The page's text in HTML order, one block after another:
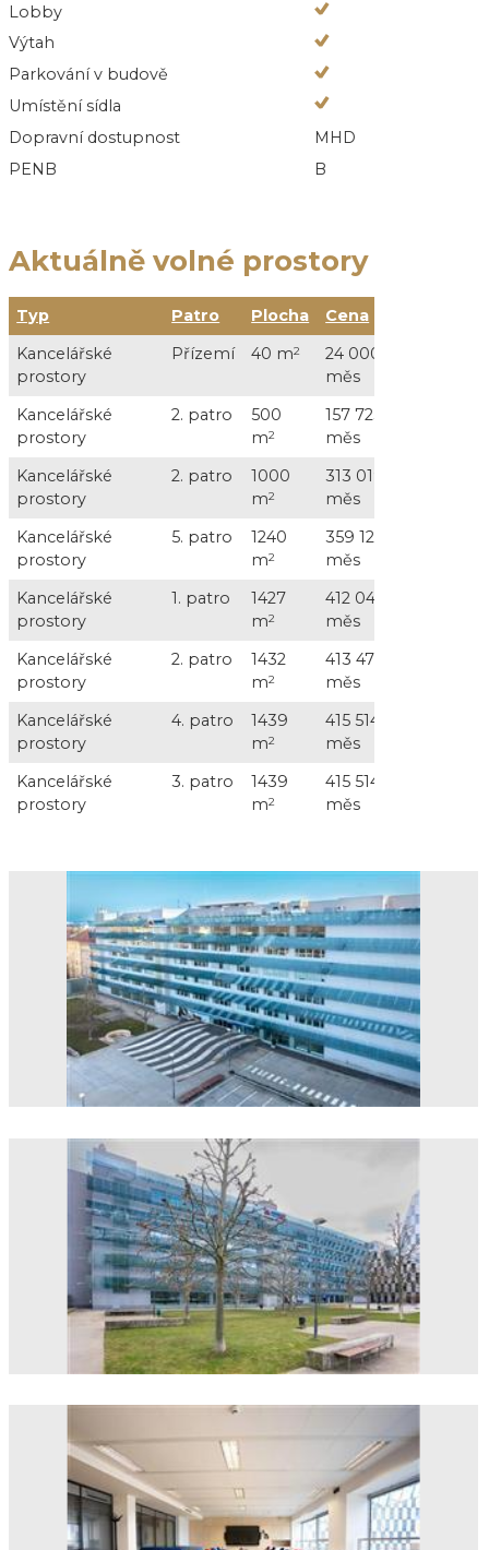
Lobby
Výtah
Parkování v budově
Umístění sídla
Dopravní dostupnost
MHD
PENB
B
Aktuálně volné prostory
Typ Patro Plocha Cena
Kancelářské
prostory
Přízemí 40 m2
24 000 Kč /
měs
Kancelářské
prostory
2. patro
500
m2
157 723 Kč /
měs
Kancelářské
prostory
2. patro
1000
m2
313 019 Kč /
měs
Kancelářské
prostory
5. patro
1240
m2
359 122 Kč /
měs
Kancelářské
prostory
1. patro
1427
m2
412 044 Kč /
měs
Kancelářské
prostory
2. patro
1432
m2
413 476 Kč /
měs
Kancelářské
prostory
4. patro
1439
m2
415 514 Kč /
měs
Kancelářské
prostory
3. patro
1439
m2
415 514 Kč /
měs